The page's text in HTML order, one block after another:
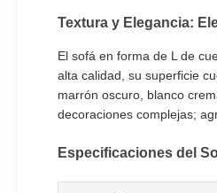
Textura y Elegancia:
El sofá en forma de L de
alta calidad, su superficie
marrón oscuro, blanco
decoraciones complejas;
Especificaciones del